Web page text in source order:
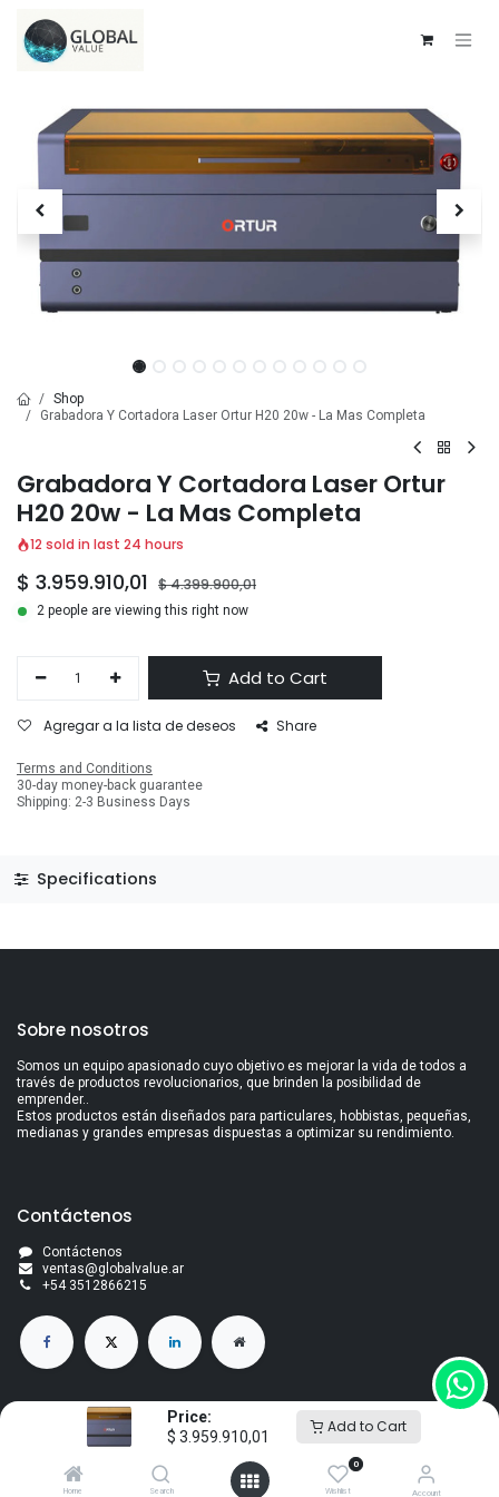
Price:
$ 3.959.910,01
Add to Cart
Home Search
0
Wishlist Account
Shop
Grabadora Y Cortadora Laser Ortur H20 20w - La Mas Completa
Grabadora Y Cortadora Laser Ortur
H20 20w - La Mas Completa
12 sold in last 24 hours
$ 3.959.910,01 $4.399.900,01
2 people are viewing this right now
Add to Cart
Agregar a la lista de deseos Share
Terms and Conditions
30-day money-back guarantee
Shipping: 2-3 Business Days
Specifications
Sobre nosotros
Somos un equipo apasionado cuyo objetivo es mejorar la vida de todos a
través de productos revolucionarios, que brinden la posibilidad de
emprender..
Estos productos están diseñados para particulares, hobbistas, pequeñas,
medianas y grandes empresas dispuestas a optimizar su rendimiento.
Contáctenos
Contáctenos
ventas@globalvalue.ar
+54 3512866215
Derechos de autor Global Value S.A
Con la tecnología de
- El mejor
Comercio electrónico de código
abierto